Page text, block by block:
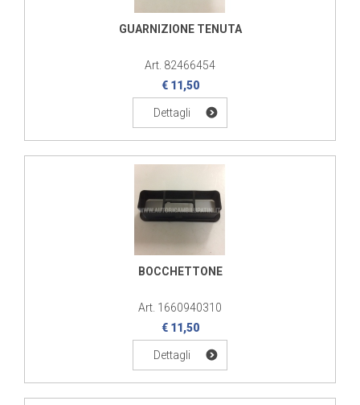
GUARNIZIONE TENUTA
Art. 82466454
€ 11,50
Dettagli
BOCCHETTONE
Art. 1660940310
€ 11,50
Dettagli